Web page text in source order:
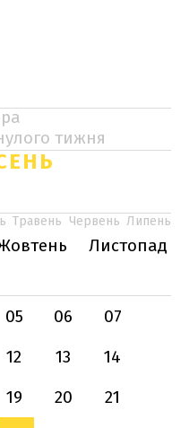
тижня
Травень Червень Липень
Листопад
05 06
07
12 13
14
19 20
21